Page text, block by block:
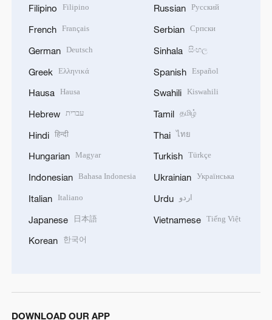
Filipino Filipino
French Français
German Deutsch
Greek Ελληνικά
Hausa Hausa
Hebrew עברית
Hindi हिन्दी
Hungarian Magyar
Indonesian Bahasa Indonesia
Italian Italiano
Japanese 日本語
Korean 한국어
Russian Русский
Serbian Српски
Sinhala සිංහල
Spanish Español
Swahili Kiswahili
Tamil தமிழ்
Thai ไทย
Turkish Türkçe
Ukrainian Українська
Urdu اردو
Vietnamese Tiếng Việt
DOWNLOAD OUR APP